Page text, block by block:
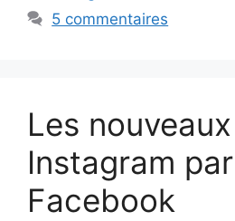
5 commentaires
Les
Instagram par
Facebook